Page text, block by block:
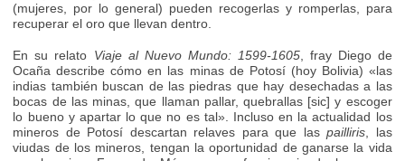
(mujeres, por lo general) pueden recogerlas y romperlas, para
recuperar el oro que llevan dentro.
En su relato Viaje al Nuevo Mundo: 1599-1605, fray Diego de
Ocaña describe cómo en las minas de Potosí (hoy Bolivia) «las
indias también buscan de las piedras que hay desechadas a las
bocas de las minas, que llaman pallar, quebrallas [sic] y escoger
lo bueno y apartar lo que no es tal». Incluso en la actualidad los
mineros de Potosí descartan relaves para que laspailliris , las
viudas de los mineros, tengan la oportunidad de ganarse la vida